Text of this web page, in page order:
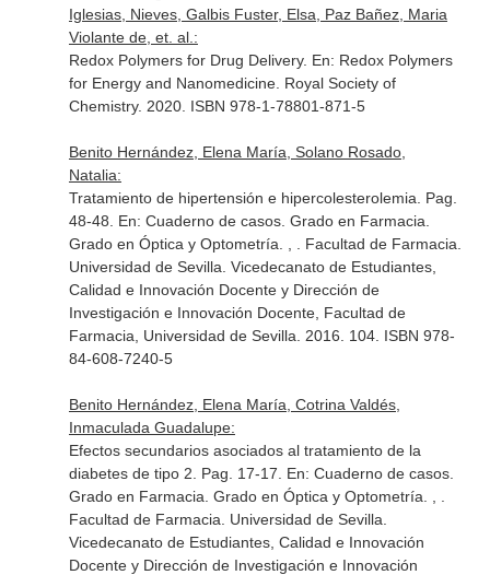
Iglesias, Nieves, Galbis Fuster, Elsa, Paz Bañez, Maria
Violante de, et. al.:
Redox Polymers for Drug Delivery. En: Redox Polymers
for Energy and Nanomedicine. Royal Society of
Chemistry. 2020. ISBN 978-1-78801-871-5
Benito Hernández, Elena María, Solano Rosado,
Natalia:
Tratamiento de hipertensión e hipercolesterolemia. Pag.
48-48. En: Cuaderno de casos. Grado en Farmacia.
Grado en Óptica y Optometría . , . Facultad de Farmacia.
Universidad de Sevilla. Vicedecanato de Estudiantes,
Calidad e Innovación Docente y Dirección de
Investigación e Innovación Docente, Facultad de
Farmacia, Universidad de Sevilla. 2016. 104. ISBN 978-
84-608-7240-5
Benito Hernández, Elena María, Cotrina Valdés,
Inmaculada Guadalupe:
Efectos secundarios asociados al tratamiento de la
diabetes de tipo 2. Pag. 17-17. En: Cuaderno de casos.
Grado en Farmacia. Grado en Óptica y Optometría
Facultad de Farmacia. Universidad de Sevilla.
Vicedecanato de Estudiantes, Calidad e Innovación
Docente y Dirección de Investigación e Innovación